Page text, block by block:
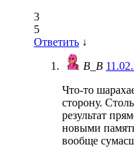
3
5
Ответить ↓
В_В
Что-то
сторону.
результат
новыми
вообще